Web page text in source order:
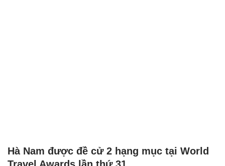
Hà Nam được đề cử 2 hạng mục tại World